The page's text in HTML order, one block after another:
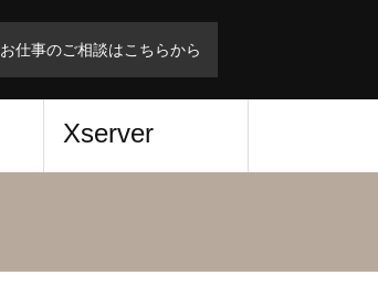
お仕事のご相談はこちらから
Xserver